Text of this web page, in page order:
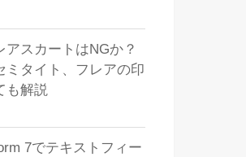
アスカートはNGか？
ミタイト、フレアの印
も解説
7でテキストフィー